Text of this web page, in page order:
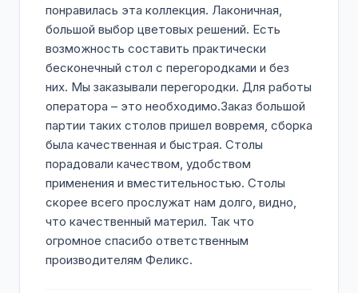
понравилась эта коллекция. Лаконичная,
большой выбор цветовых решений. Есть
возможность составить практически
бесконечный стол с перегородками и без
них. Мы заказывали перегородки. Для работы
оператора – это необходимо.Заказ большой
партии таких столов пришел вовремя, сборка
была качественная и быстрая. Столы
порадовали качеством, удобством
применения и вместительностью. Столы
скорее всего прослужат нам долго, видно,
что качественный материл. Так что
огромное спасибо ответственным
производителям Феликс.